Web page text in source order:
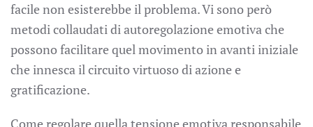
facile non esisterebbe il problema. Vi sono però
metodi collaudati di autoregolazione emotiva che
possono facilitare quel movimento in avanti iniziale
che innesca il circuito virtuoso di azione e
gratificazione.
Come regolare quella tensione emotiva responsabile